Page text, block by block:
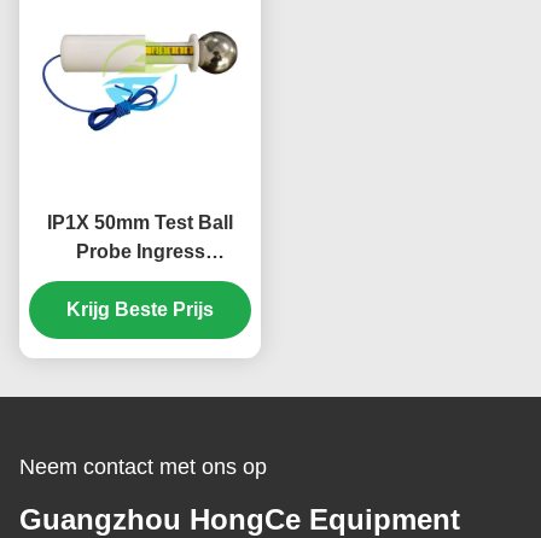
IP1X 50mm Test Ball
Probe Ingress
Protection Test
Equipment HT-I01T
Ingress Protection
4208 Standard
Krijg Beste Prijs
Neem contact met ons op
Guangzhou HongCe Equipment